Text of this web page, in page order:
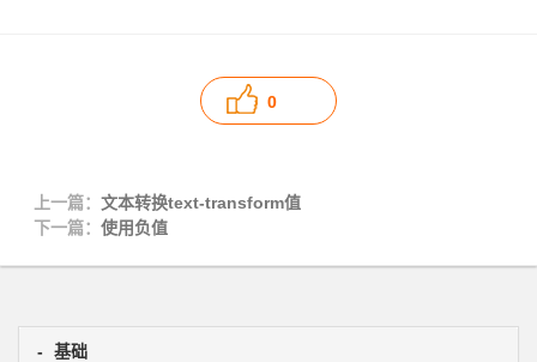
0
上一篇： 文本转换text-transform值
下一篇： 使用负值
基础